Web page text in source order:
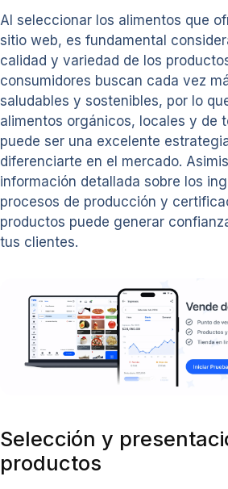
Al seleccionar los alimentos que
sitio web, es fundamental
calidad y variedad de los
consumidores buscan cada vez
saludables y sostenibles, por lo
alimentos orgánicos, locales y de
puede ser una excelente
diferenciarte en el mercado.
información detallada sobre los
procesos de producción y
productos puede generar
tus clientes.
Selección y
productos